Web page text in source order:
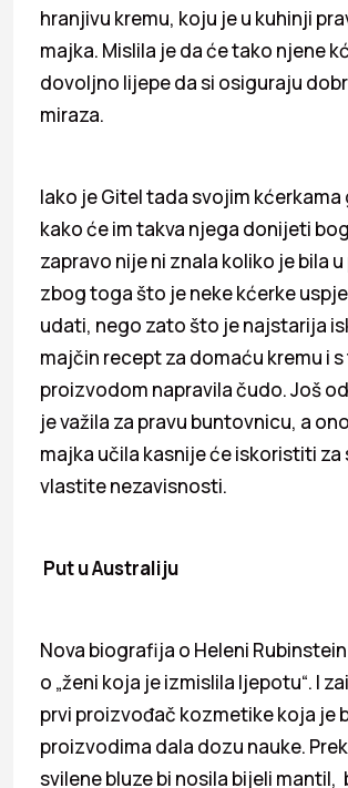
hranjivu kremu, koju je u kuhinji
majka. Mislila je da će tako njene
dovoljno lijepe da si osiguraju
miraza.
Iako je Gitel tada svojim kćerkama
kako će im takva njega donijeti
zapravo nije ni znala koliko je bila u
zbog toga što je neke kćerke
udati, nego zato što je najstarija
majčin recept za domaću kremu i s
proizvodom napravila čudo. Još
je važila za pravu buntovnicu, a
majka učila kasnije će iskoristiti
vlastite nezavisnosti.
Put u Australiju
Nova biografija o Heleni
o „ženi koja je izmislila ljepotu“. I
prvi proizvođač kozmetike koja je
proizvodima dala dozu nauke.
svilene bluze bi nosila bijeli mantil,